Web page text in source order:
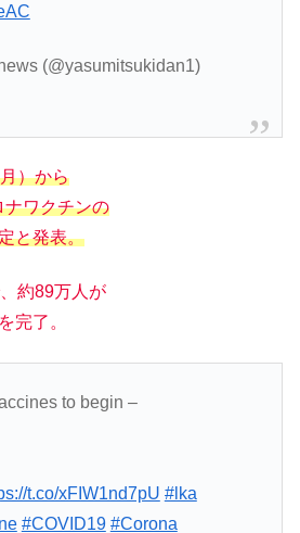
(@yasumitsukidan1)
月）から
ナワクチンの
と発表。
約89万人が
完了。
to begin –
t.co/xFIW1nd7pU #lka
#COVID19 #Corona